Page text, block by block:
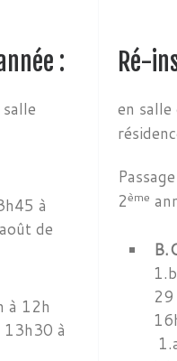
:
à
de
à 12h
à
Ré-
en
2ème